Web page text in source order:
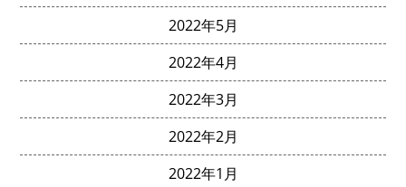
2022年5月
2022年4月
2022年3月
2022年2月
2022年1月